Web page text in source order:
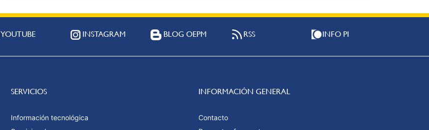
YOUTUBE INSTAGRAM BLOG OEPM RSS INFO PI
SERVICIOS
Información tecnológica
INFORMACIÓN GENERAL
Contacto